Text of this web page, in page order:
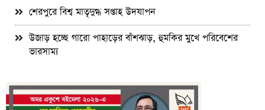
শেরপুরে বিশ্ব মাতৃদুগ্ধ সপ্তাহ উদযাপন
উজাড় হচ্ছে গারো পাহাড়ের বাঁশঝাড়, হুমকির মুখে পরিবেশের
ভারসাম্য